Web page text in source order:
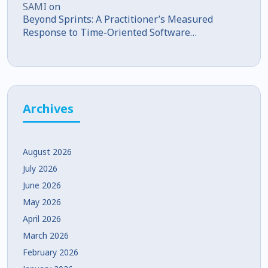
SAMI on
Beyond Sprints: A Practitioner’s Measured
Response to Time-Oriented Software
Archives
August 2026
July 2026
June 2026
May 2026
April 2026
March 2026
February 2026